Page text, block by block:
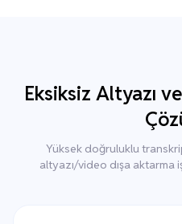
Eksiksiz Altyazı
Yüksek doğruluklu
altyazı/video dışa